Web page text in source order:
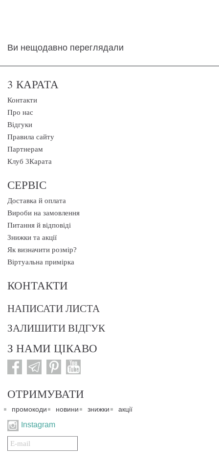
Ви нещодавно переглядали
3 КАРАТА
Контакти
Про нас
Відгуки
Правила сайту
Партнерам
Клуб 3Карата
СЕРВІС
Доставка й оплата
Вироби на замовлення
Питання й відповіді
Знижки та акції
Як визначити розмір?
Віртуальна примірка
КОНТАКТИ
НАПИСАТИ ЛИСТА
ЗАЛИШИТИ ВІДГУК
З НАМИ ЦІКАВО
ОТРИМУВАТИ
промокоди новини знижки акції
Instagram
Подписаться
на